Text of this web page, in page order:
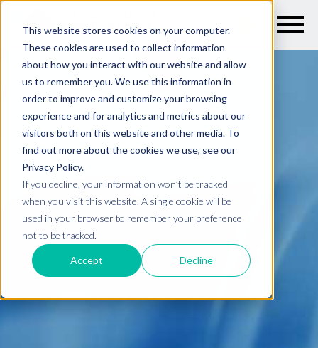
This website stores cookies on your computer.
These cookies are used to collect information
about how you interact with our website and allow
us to remember you. We use this information in
order to improve and customize your browsing
experience and for analytics and metrics about our
visitors both on this website and other media. To
find out more about the cookies we use, see our
Privacy Policy.
If you decline, your information won’t be tracked
when you visit this website. A single cookie will be
used in your browser to remember your preference
not to be tracked.
Accept Decline